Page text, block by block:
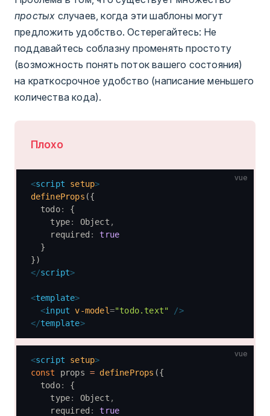
простых случаев, когда эти шаблоны могут
предложить удобство. Остерегайтесь: Не
поддавайтесь соблазну променять простоту
(возможность понять поток вашего состояния)
на краткосрочное удобство (написание меньшего
количества кода).
Плохо
vue
<script setup>
defineProps ({
  todo
:
{
    type
: Object ,
    required
:
true
  }
})
</script>
<template>
  <
input v-model="todo.text" />
</template>
vue
<script setup>
const props = defineProps ({
  todo
:
{
    type
: Object ,
    required
:
true